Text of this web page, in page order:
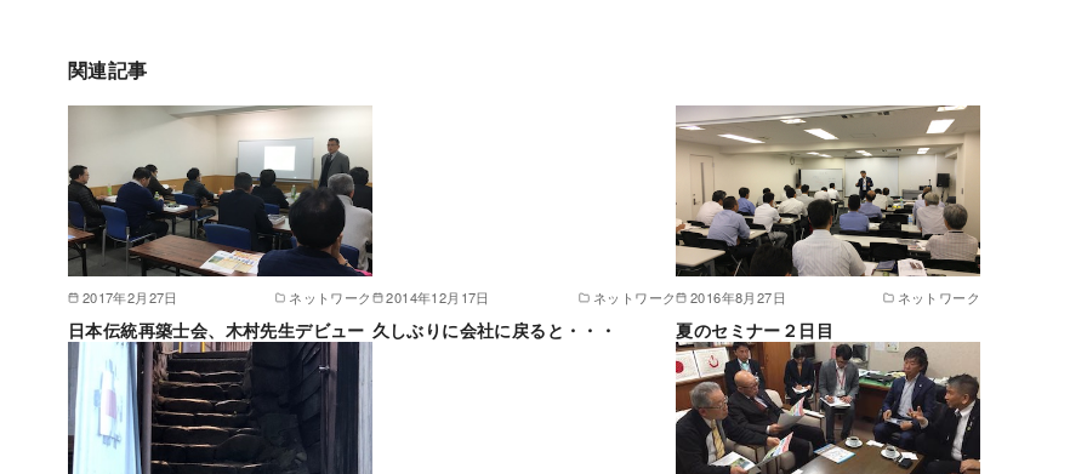
関連記事
2017年2月27日 ネットワーク
日本伝統再築士会、木村先生デビュー
2014年12月17日 ネットワーク
久しぶりに会社に戻ると・・・
2016年8月27日 ネットワーク
夏のセミナー２日目